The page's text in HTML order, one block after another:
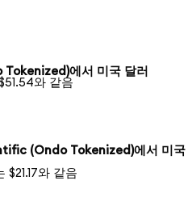
Tokenized)에서 미국 달러
와 같음
(Ondo Tokenized)에서 미국
$21.17와 같음